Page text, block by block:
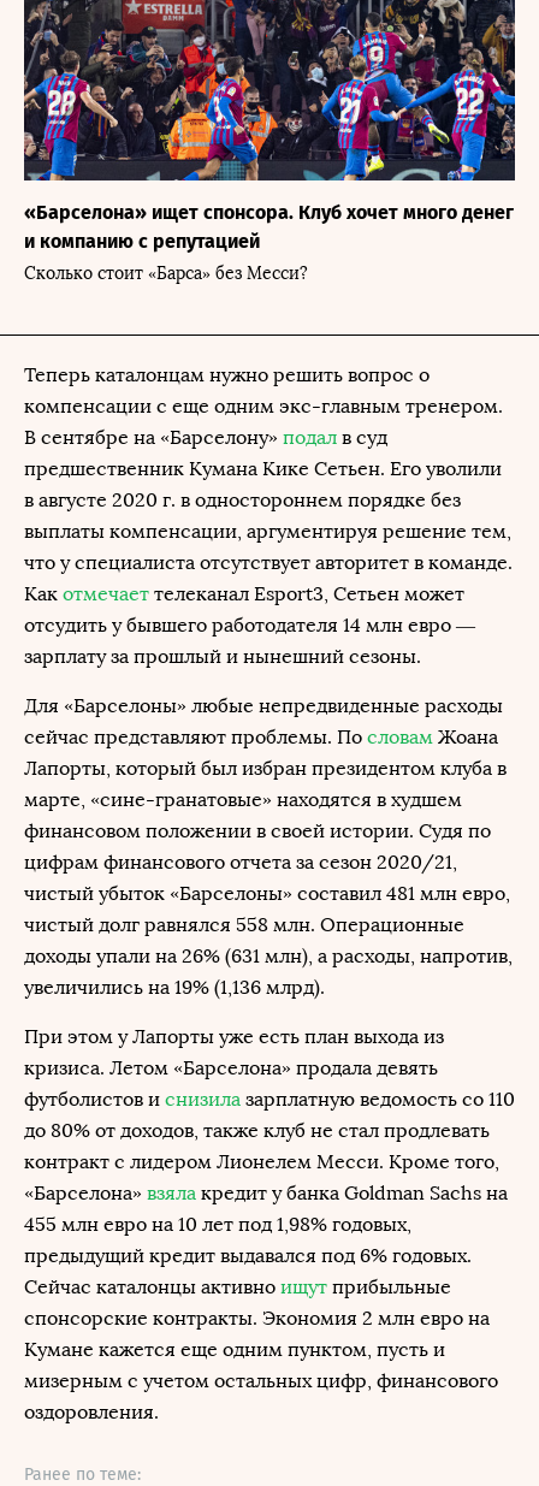
«Барселона» ищет спонсора. Клуб хочет много денег
и компанию с репутацией
Сколько стоит «Барса» без Месси?
Теперь каталонцам нужно решить вопрос о
компенсации с еще одним экс-главным тренером.
В сентябре на «Барселону» подал в суд
предшественник Кумана Кике Сетьен. Его уволили
в августе 2020 г. в одностороннем порядке без
выплаты компенсации, аргументируя решение тем,
что у специалиста отсутствует авторитет в команде.
Как отмечает телеканал Esport3, Сетьен может
отсудить у бывшего работодателя 14 млн евро —
зарплату за прошлый и нынешний сезоны.
Для «Барселоны» любые непредвиденные расходы
сейчас представляют проблемы. По словам Жоана
Лапорты, который был избран президентом клуба в
марте, «сине-гранатовые» находятся в худшем
финансовом положении в своей истории. Судя по
цифрам финансового отчета за сезон 2020/21,
чистый убыток «Барселоны» составил 481 млн евро,
чистый долг равнялся 558 млн. Операционные
доходы упали на 26% (631 млн), а расходы, напротив,
увеличились на 19% (1,136 млрд).
При этом у Лапорты уже есть план выхода из
кризиса. Летом «Барселона» продала девять
футболистов и снизила зарплатную ведомость со 110
до 80% от доходов, также клуб не стал продлевать
контракт с лидером Лионелем Месси. Кроме того,
«Барселона» взяла кредит у банка Goldman Sachs на
455 млн евро на 10 лет под 1,98% годовых,
предыдущий кредит выдавался под 6% годовых.
Сейчас каталонцы активно ищут прибыльные
спонсорские контракты. Экономия 2 млн евро на
Кумане кажется еще одним пунктом, пусть и
мизерным с учетом остальных цифр, финансового
оздоровления.
Ранее по теме: